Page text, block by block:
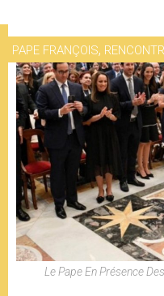
PAPE FRANÇOIS,
Le Pape En Présence